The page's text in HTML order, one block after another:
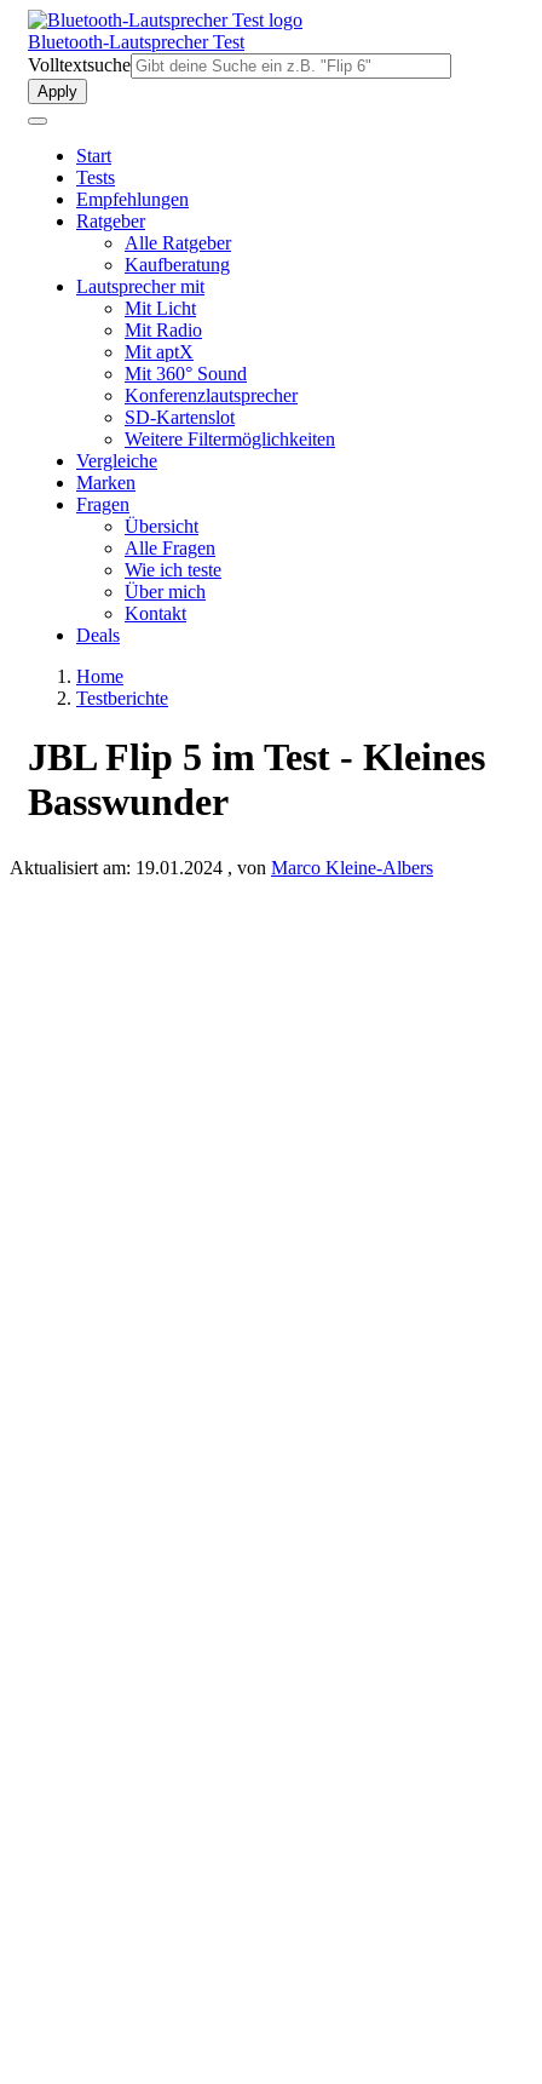
Direkt
zum
Inhalt
Bluetooth-Lautsprecher Test
Volltextsuche
Start
Tests
Empfehlungen
Ratgeber
Alle Ratgeber
Kaufberatung
Lautsprecher mit
Mit Licht
Mit Radio
Mit aptX
Mit 360° Sound
Konferenzlautsprecher
SD-Kartenslot
Weitere Filtermöglichkeiten
Vergleiche
Marken
Fragen
Übersicht
Alle Fragen
Wie ich teste
Über mich
Kontakt
Deals
Home
Testberichte
JBL Flip 5 im Test - Kleines
Basswunder
Aktualisiert am: 19.01.2024 , von Marco Kleine-Albers